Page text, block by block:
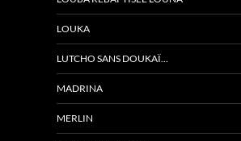
LOUKA
LUTCHO SANS DOUKAÏ…
MADRINA
MERLIN